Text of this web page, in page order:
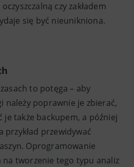
czy zakładem
się być nieunikniona.
to potęga – aby
należy poprawnie je zbierać,
je także backupem, a później
przewidywać
Oprogramowanie
na tworzenie tego typu analiz